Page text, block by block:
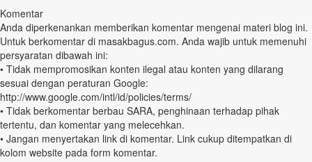
Komentar
Anda diperkenankan memberikan komentar mengenai materi blog ini.
Untuk berkomentar di masakbagus.com. Anda wajib untuk memenuhi
persyaratan dibawah ini:
• Tidak mempromosikan konten ilegal atau konten yang dilarang
sesuai dengan peraturan Google:
http://www.google.com/intl/id/policies/terms/
• Tidak berkomentar berbau SARA, penghinaan terhadap pihak
tertentu, dan komentar yang melecehkan.
• Jangan menyertakan link di komentar. Link cukup ditempatkan di
kolom website pada form komentar.